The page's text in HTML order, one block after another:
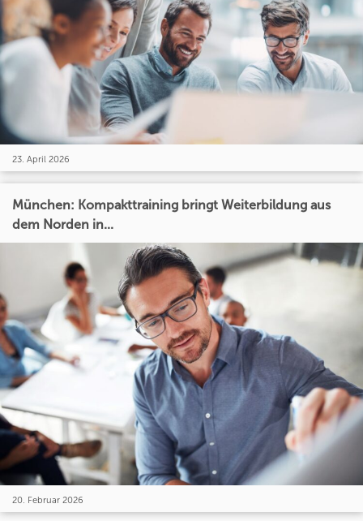
23. April 2026
München: Kompakttraining bringt Weiterbildung aus
dem Norden in...
20. Februar 2026